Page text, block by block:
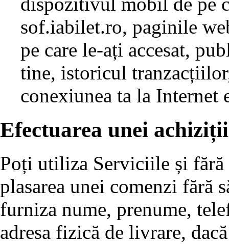
sof.iabilet.ro, paginile
pe care le-ați accesat,
tine, istoricul
conexiunea ta la Internet
Efectuarea unei
Poți utiliza Serviciile și
plasarea unei comenzi
furniza nume, prenume,
adresa fizică de livrare,